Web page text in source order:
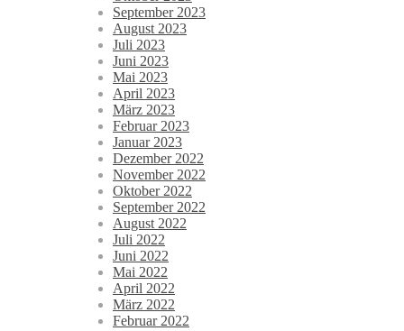
September 2023
August 2023
Juli 2023
Juni 2023
Mai 2023
April 2023
März 2023
Februar 2023
Januar 2023
Dezember 2022
November 2022
Oktober 2022
September 2022
August 2022
Juli 2022
Juni 2022
Mai 2022
April 2022
März 2022
Februar 2022